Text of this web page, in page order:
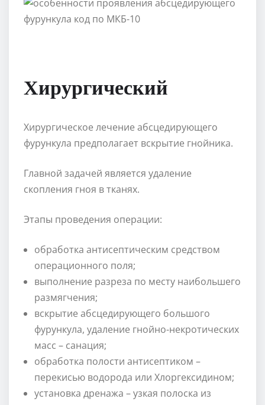
Хирургический
Хирургическое лечение абсцедирующего
фурункула предполагает вскрытие гнойника.
Главной задачей является удаление
скопления гноя в тканях.
Этапы проведения операции:
обработка антисептическим средством
операционного поля;
выполнение разреза по месту наибольшего
размягчения;
вскрытие абсцедирующего большого
фурункула, удаление гнойно-некротических
масс – санация;
обработка полости антисептиком –
перекисью водорода или Хлоргексидином;
установка дренажа – узкая полоска из